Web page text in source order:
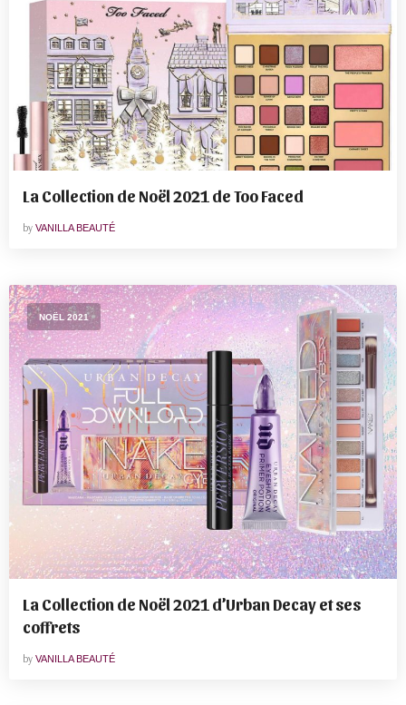
La Collection de Noël 2021 de Too Faced
by VANILLA BEAUTÉ
NOËL 2021
La Collection de Noël 2021 d’Urban Decay et ses
coffrets
by VANILLA BEAUTÉ